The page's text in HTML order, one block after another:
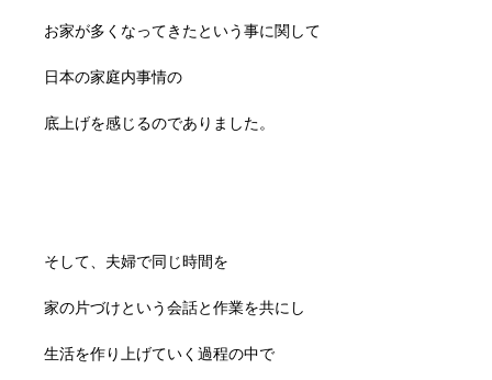
お家が多くなってきたという事に関して
日本の家庭内事情の
底上げを感じるのでありました。
そして、夫婦で同じ時間を
家の片づけという会話と作業を共にし
生活を作り上げていく過程の中で